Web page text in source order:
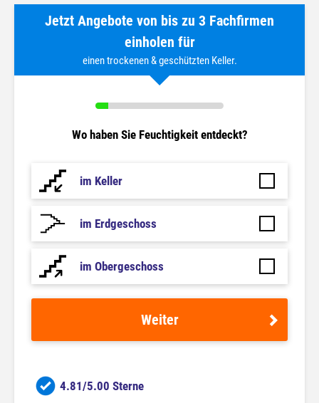
Jetzt Angebote von bis zu 3 Fachfirmen
einholen für
einen trockenen & geschützten Keller.
Wo haben Sie Feuchtigkeit entdeckt?
im Keller
im Erdgeschoss
im Obergeschoss
Weiter
4.81/5.00 Sterne